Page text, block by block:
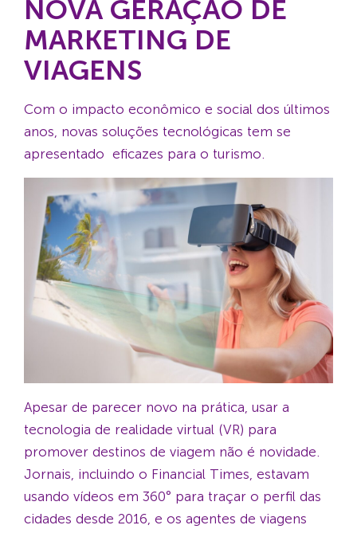
NOVA GERAÇÃO DE
MARKETING DE
VIAGENS
Com o impacto econômico e social dos últimos
anos, novas soluções tecnológicas tem se
apresentado eficazes para o turismo.
Apesar de parecer novo na prática, usar a
tecnologia de realidade virtual (VR) para
promover destinos de viagem não é novidade.
Jornais, incluindo o Financial Times, estavam
usando vídeos em 360° para traçar o perfil das
cidades desde 2016, e os agentes de viagens